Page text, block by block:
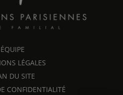
ÉQUIPE
LÉGALES
DU SITE
CONFIDENTIALITÉ